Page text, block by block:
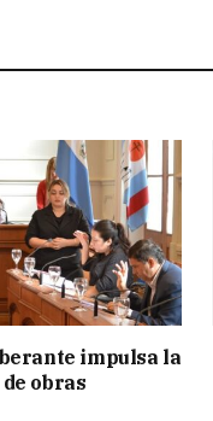
impulsa la
obras